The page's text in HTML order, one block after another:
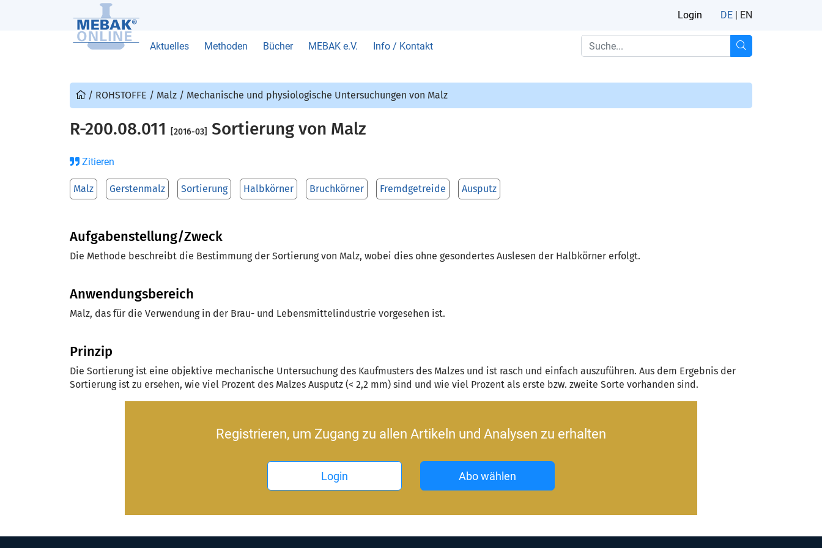
Login DE | EN
Aktuelles Methoden Bücher MEBAK e.V. Info / Kontakt
/ ROHSTOFFE / Malz / Mechanische und physiologische Untersuchungen von Malz
R-200.08.011 [2016-03] Sortierung von Malz
Zitieren
Malz Gerstenmalz Sortierung Halbkörner Bruchkörner Fremdgetreide Ausputz
Aufgabenstellung/Zweck
Die Methode beschreibt die Bestimmung der Sortierung von Malz, wobei dies ohne gesondertes Ausle­sen der Halbkörner erfolgt.
Anwendungsbereich
Malz, das für die Verwendung in der Brau- und Lebensmittelindustrie vorgesehen ist.
Prinzip
Die Sortierung ist eine objektive mechanische Untersuchung des Kaufmusters des Malzes und ist rasch und einfach auszuführen. Aus dem Ergebnis der
Sortierung ist zu ersehen, wie viel Prozent des Malzes Ausputz (< 2,2 mm) sind und wie viel Prozent als erste bzw. zweite Sorte vorhanden sind.
Registrieren, um Zugang zu allen Artikeln und Analysen zu erhalten
Login Abo wählen